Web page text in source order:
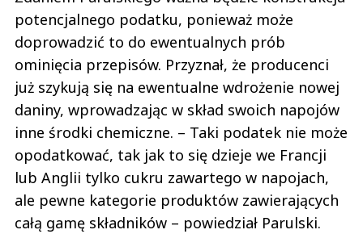
potencjalnego podatku, ponieważ może
doprowadzić to do ewentualnych prób
ominięcia przepisów. Przyznał, że producenci
już szykują się na ewentualne wdrożenie nowej
daniny, wprowadzając w skład swoich napojów
inne środki chemiczne. – Taki podatek nie może
opodatkować, tak jak to się dzieje we Francji
lub Anglii tylko cukru zawartego w napojach,
ale pewne kategorie produktów zawierających
całą gamę składników – powiedział Parulski.